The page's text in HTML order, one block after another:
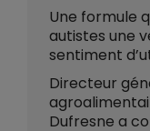
Une formule
autistes une
sentiment
Directeur
Dufresne a